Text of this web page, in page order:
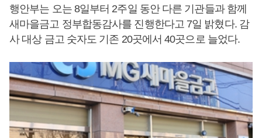
행안부는 오는 8일부터 2주일 동안 다른 기관들과 함께
새마을금고 정부합동감사를 진행한다고 7일 밝혔다. 감
사 대상 금고 숫자도 기존 20곳에서 40곳으로 늘었다.